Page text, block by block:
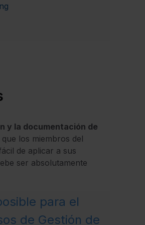
y la documentación de
los miembros del
de aplicar a sus
ser absolutamente
para el
de Gestión de